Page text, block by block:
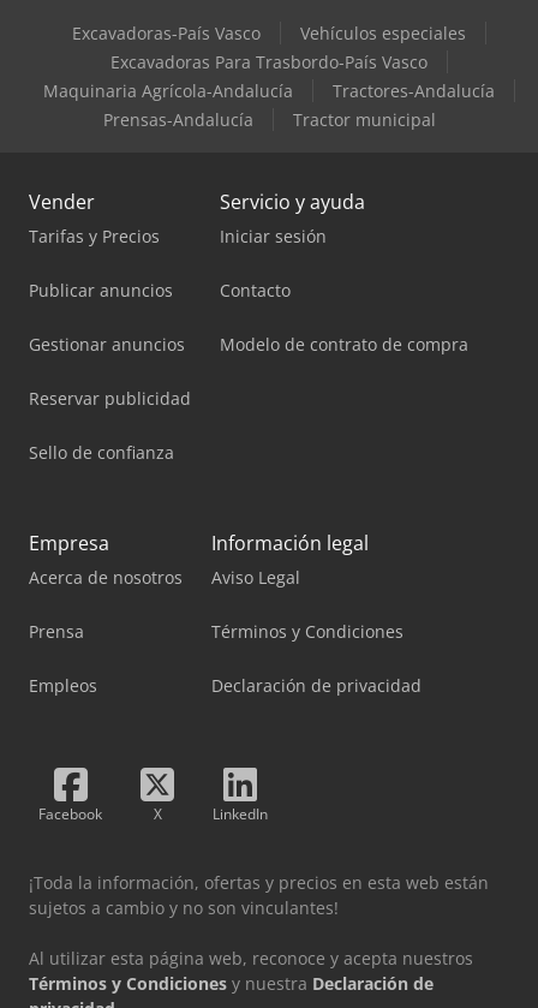
Excavadoras-País Vasco
Vehículos especiales
Excavadoras Para Trasbordo-País Vasco
Maquinaria Agrícola-Andalucía
Tractores-Andalucía
Prensas-Andalucía
Tractor municipal
Vender
Tarifas y Precios
Publicar anuncios
Gestionar anuncios
Reservar publicidad
Sello de confianza
Servicio y ayuda
Iniciar sesión
Contacto
Modelo de contrato de compra
Empresa
Acerca de nosotros
Prensa
Empleos
Información legal
Aviso Legal
Términos y Condiciones
Declaración de privacidad
Facebook X LinkedIn
¡Toda la información, ofertas y precios en esta web están
sujetos a cambio y no son vinculantes!
Al utilizar esta página web, reconoce y acepta nuestros
Términos y Condiciones y nuestra Declaración de